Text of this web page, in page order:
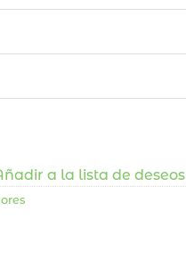
a la lista de deseos